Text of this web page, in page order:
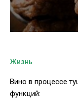
Жизнь
Вино в процессе
функций: